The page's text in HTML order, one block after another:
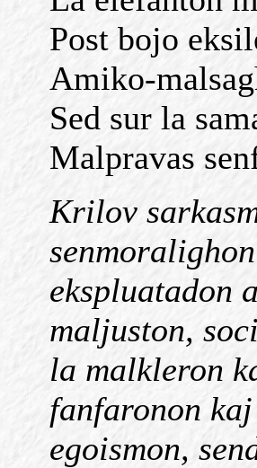
Post bojo
Amiko-
Sed sur la
Malpravas
Krilov
ekspluatadon
maljuston,
la malkleron
fanfaronon
egoismon,